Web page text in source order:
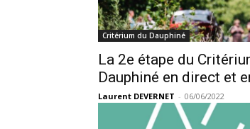
Critérium du Dauphiné
La 2e étape du
Dauphiné en direct et
Laurent DEVERNET - 06/06/2022